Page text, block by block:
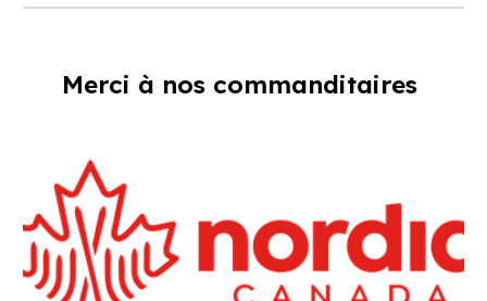
Merci à nos commanditaires